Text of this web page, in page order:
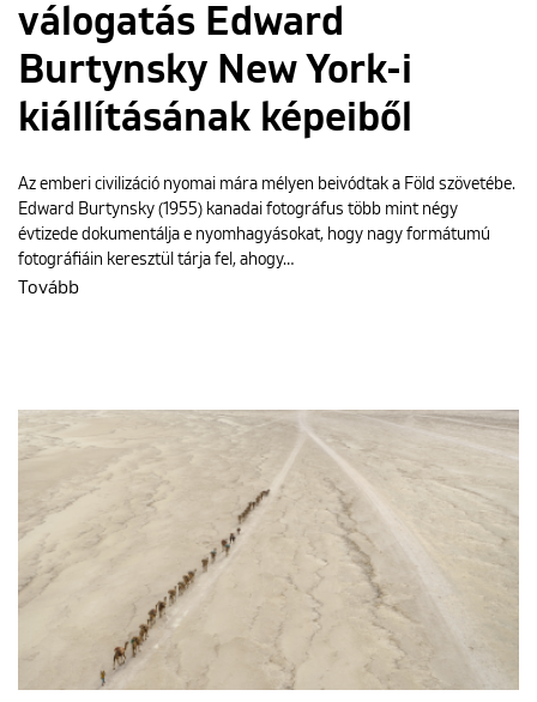
válogatás Edward
Burtynsky New York-i
kiállításának képeiből
Az emberi civilizáció nyomai mára mélyen beivódtak a Föld szövetébe.
Edward Burtynsky (1955) kanadai fotográfus több mint négy
évtizede dokumentálja e nyomhagyásokat, hogy nagy formátumú
fotográfiáin keresztül tárja fel, ahogy…
Tovább